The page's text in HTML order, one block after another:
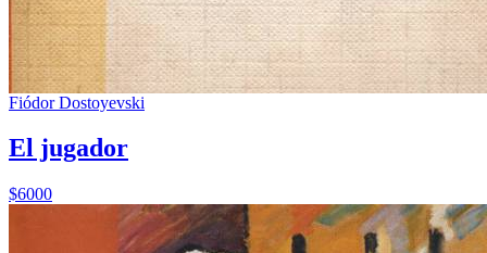
Fiódor Dostoyevski
El jugador
$6000